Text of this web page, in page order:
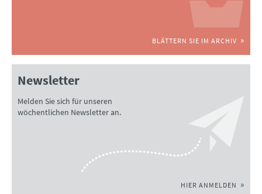
BLÄTTERN SIE IM ARCHIV
Newsletter
Melden Sie sich für unseren
wöchentlichen Newsletter an.
HIER ANMELDEN